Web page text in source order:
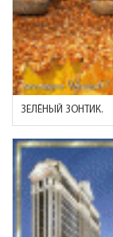
ЗЕЛЁНЫЙ ЗОНТИК.